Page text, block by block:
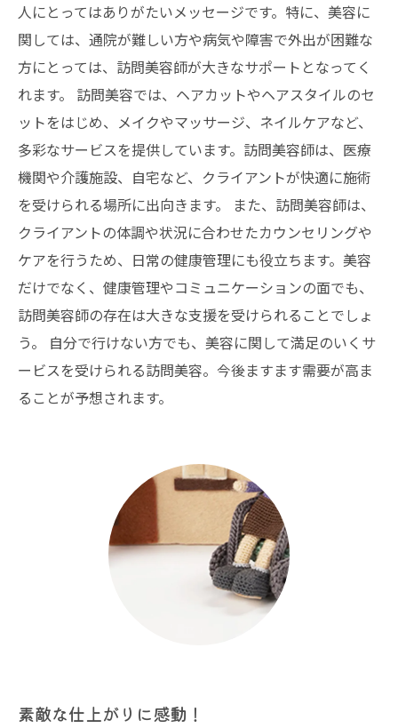
人にとってはありがたいメッセージです。特に、美容に
関しては、通院が難しい方や病気や障害で外出が困難な
方にとっては、訪問美容師が大きなサポートとなってく
れます。 訪問美容では、ヘアカットやヘアスタイルのセ
ットをはじめ、メイクやマッサージ、ネイルケアなど、
多彩なサービスを提供しています。訪問美容師は、医療
機関や介護施設、自宅など、クライアントが快適に施術
を受けられる場所に出向きます。 また、訪問美容師は、
クライアントの体調や状況に合わせたカウンセリングや
ケアを行うため、日常の健康管理にも役立ちます。美容
だけでなく、健康管理やコミュニケーションの面でも、
訪問美容師の存在は大きな支援を受けられることでしょ
う。 自分で行けない方でも、美容に関して満足のいくサ
ービスを受けられる訪問美容。今後ますます需要が高ま
ることが予想されます。
素敵な仕上がりに感動！